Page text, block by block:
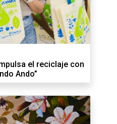
el reciclaje con
Ando”